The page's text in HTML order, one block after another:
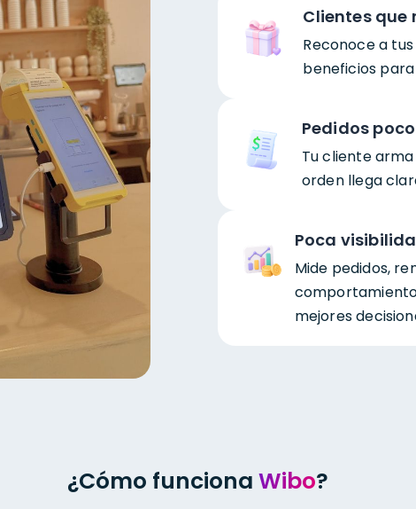
Clientes que
Reconoce a
beneficios
Pedidos
Tu cliente
orden llega
Poca
Mide pedidos,
mejores
¿Cómo funciona Wibo?